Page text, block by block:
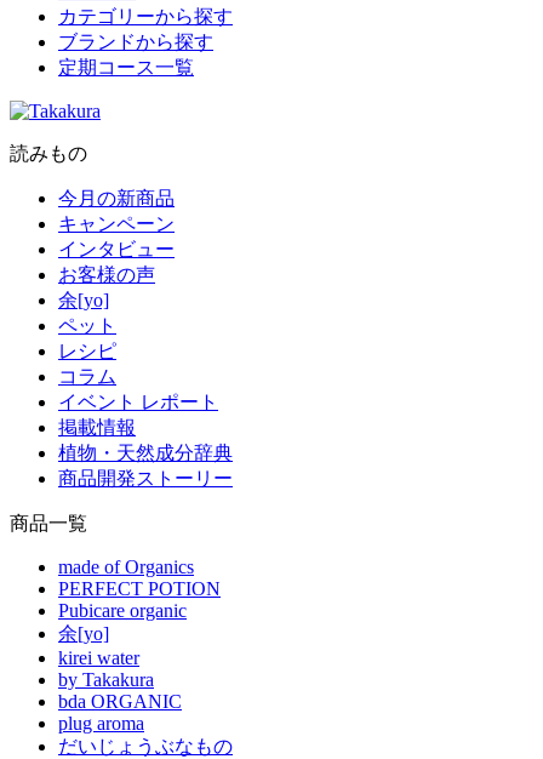
カテゴリーから探す
ブランドから探す
定期コース一覧
読みもの
今月の新商品
キャンペーン
インタビュー
お客様の声
余[yo]
ペット
レシピ
コラム
イベント レポート
掲載情報
植物・天然成分辞典
商品開発ストーリー
商品一覧
made of Organics
PERFECT POTION
Pubicare organic
余[yo]
kirei water
by Takakura
bda ORGANIC
plug aroma
だいじょうぶなもの